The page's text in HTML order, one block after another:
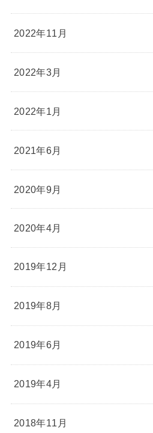
2022年11月
2022年3月
2022年1月
2021年6月
2020年9月
2020年4月
2019年12月
2019年8月
2019年6月
2019年4月
2018年11月